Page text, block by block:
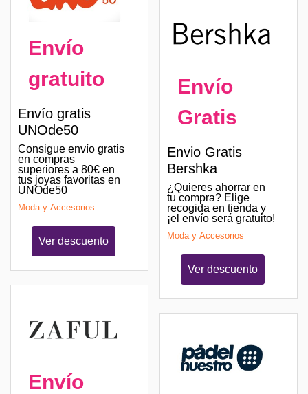
Envío
gratuito
Envío gratis
UNOde50
Consigue envío gratis
en compras
superiores a 80€ en
tus joyas favoritas en
UNOde50
Moda y Accesorios
Ver descuento
Envío
Envío
Gratis
Envio Gratis
Bershka
¿Quieres ahorrar en
tu compra? Elige
recogida en tienda y
¡el envío será gratuito!
Moda y Accesorios
Ver descuento